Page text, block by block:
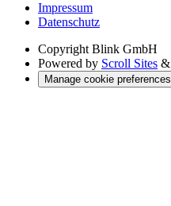
Impressum
Datenschutz
Copyright Blink GmbH
Powered by Scroll Sites &
Manage cookie preferences